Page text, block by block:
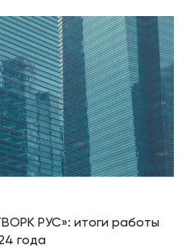
РУС»: итоги работы
года